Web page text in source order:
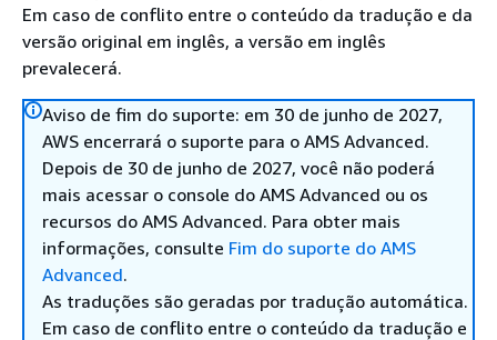
Em caso de conflito entre o conteúdo da tradução e da
versão original em inglês, a versão em inglês
prevalecerá.
Aviso de fim do suporte: em 30 de junho de 2027,
AWS encerrará o suporte para o AMS Advanced.
Depois de 30 de junho de 2027, você não poderá
mais acessar o console do AMS Advanced ou os
recursos do AMS Advanced. Para obter mais
informações, consulte Fim do suporte do AMS
Advanced.
As traduções são geradas por tradução automática.
Em caso de conflito entre o conteúdo da tradução e